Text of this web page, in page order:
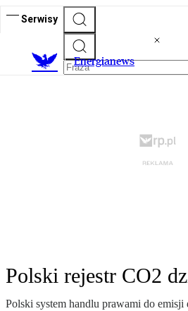
Serwisy
Energianews
Polski rejestr CO2
Polski system handlu prawami do